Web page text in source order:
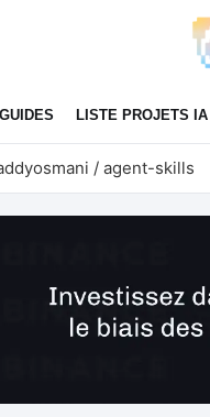
GUIDES LISTE PROJETS IA
/ agent-skills